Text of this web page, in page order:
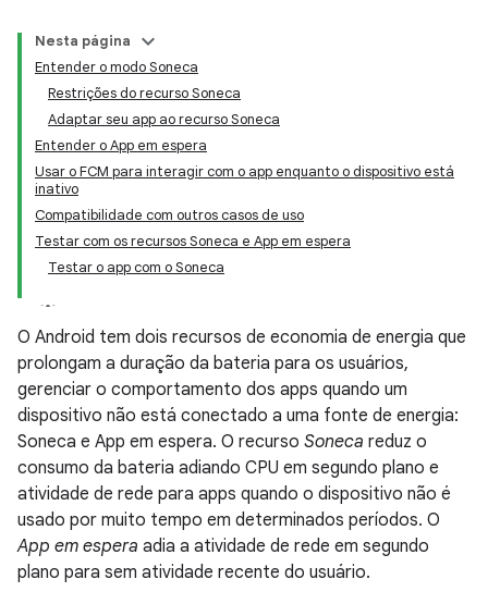
Nesta página
Entender o modo Soneca
Restrições do recurso Soneca
Adaptar seu app ao recurso Soneca
Entender o App em espera
Usar o FCM para interagir com o app enquanto o dispositivo está
inativo
Compatibilidade com outros casos de uso
Testar com os recursos Soneca e App em espera
Testar o app com o Soneca
O Android tem dois recursos de economia de energia que
prolongam a duração da bateria para os usuários,
gerenciar o comportamento dos apps quando um
dispositivo não está conectado a uma fonte de energia:
Soneca e App em espera. O recurso Soneca reduz o
consumo da bateria adiando CPU em segundo plano e
atividade de rede para apps quando o dispositivo não é
usado por muito tempo em determinados períodos. O
App em espera adia a atividade de rede em segundo
plano para sem atividade recente do usuário.